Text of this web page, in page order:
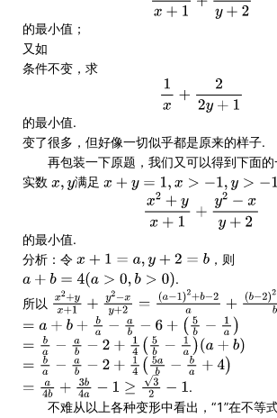
的最小值；
又如
条件不变，求
的最小值.
变了很多，但好像一切似乎都是原来的样子.
再包装一下原题，我们又可以得到下面的
实数
满足
的最小值.
分析：令
，则
.
所以
.
不难从以上各种变形中看出，“1”在不等